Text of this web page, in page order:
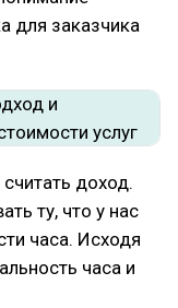
для заказчика
доход.
ту, что у нас
часа. Исходя
часа и